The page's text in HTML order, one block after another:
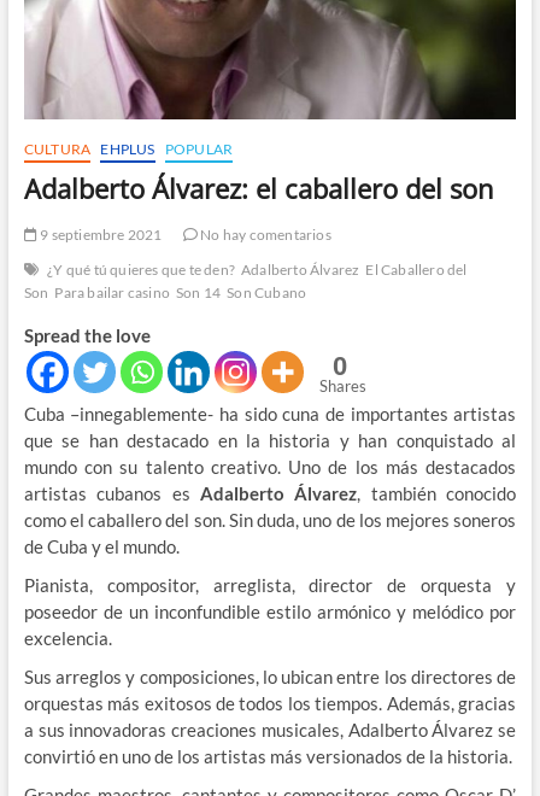
CULTURA EHPLUS POPULAR
Adalberto Álvarez: el caballero del son
9 septiembre 2021
No hay comentarios
¿Y qué tú quieres que te den? Adalberto Álvarez El Caballero del
Son Para bailar casino Son 14 Son Cubano
Spread the love
0
Shares
Cuba –innegablemente- ha sido cuna de importantes artistas
que se han destacado en la historia y han conquistado al
mundo con su talento creativo. Uno de los más destacados
artistas cubanos es Adalberto Álvarez, también conocido
como el caballero del son. Sin duda, uno de los mejores soneros
de Cuba y el mundo.
Pianista, compositor, arreglista, director de orquesta y
poseedor de un inconfundible estilo armónico y melódico por
excelencia.
Sus arreglos y composiciones, lo ubican entre los directores de
orquestas más exitosos de todos los tiempos. Además, gracias
a sus innovadoras creaciones musicales, Adalberto Álvarez se
convirtió en uno de los artistas más versionados de la historia.